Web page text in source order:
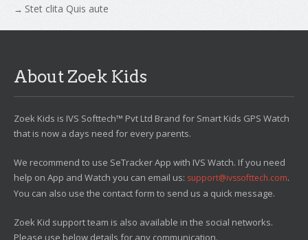
→ Stet clita Quis aute
About Zoek Kids
Zoek Kids is IVS Softtech™ Pvt Ltd Brand for Smart Kids GPS Watch
that is now a days need for every parents.
We recommend to use SeTracker App with IVS Watch. If you need
help on App and Watch you can email us: support@ivssofttech.com.
You can also use the contact form to send us a quick message.
Zoek Kid support team is also available in the social networks.
Please use below details for any communication.